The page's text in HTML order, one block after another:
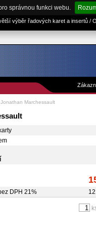
správnou funkci webu.
výběr řadových karet a insertů /
Marchessault
DPH 21%